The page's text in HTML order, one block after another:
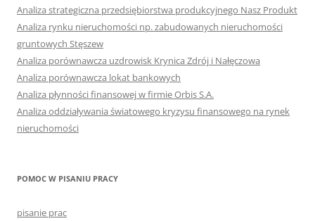
Analiza strategiczna przedsiębiorstwa produkcyjnego Nasz Produkt
Analiza rynku nieruchomości np. zabudowanych nieruchomości
gruntowych Stęszew
Analiza porównawcza uzdrowisk Krynica Zdrój i Nałęczowa
Analiza porównawcza lokat bankowych
Analiza płynności finansowej w firmie Orbis S.A.
Analiza oddziaływania światowego kryzysu finansowego na rynek
nieruchomości
POMOC W PISANIU PRACY
pisanie prac